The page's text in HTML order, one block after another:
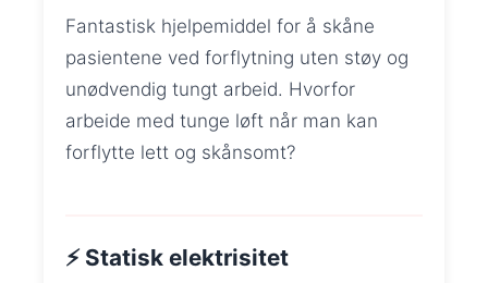
Fantastisk hjelpemiddel for å skåne
pasientene ved forflytning uten støy og
unødvendig tungt arbeid. Hvorfor
arbeide med tunge løft når man kan
forflytte lett og skånsomt?
⚡ Statisk elektrisitet